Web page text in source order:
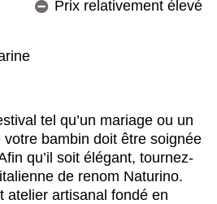
Prix relativement élevé
tel qu’un mariage ou un
bambin doit être soignée
qu’il soit élégant, tournez-
de renom Naturino.
atelier artisanal fondé en